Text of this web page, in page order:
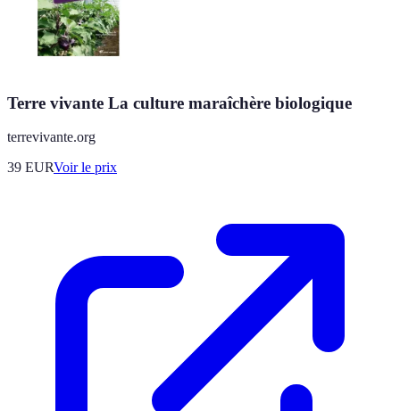
Terre vivante La culture maraîchère biologique
terrevivante.org
39 EURVoir le prix